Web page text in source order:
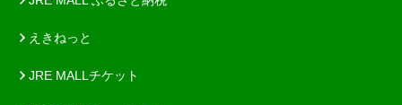
えきねっと
JRE MALLチケット